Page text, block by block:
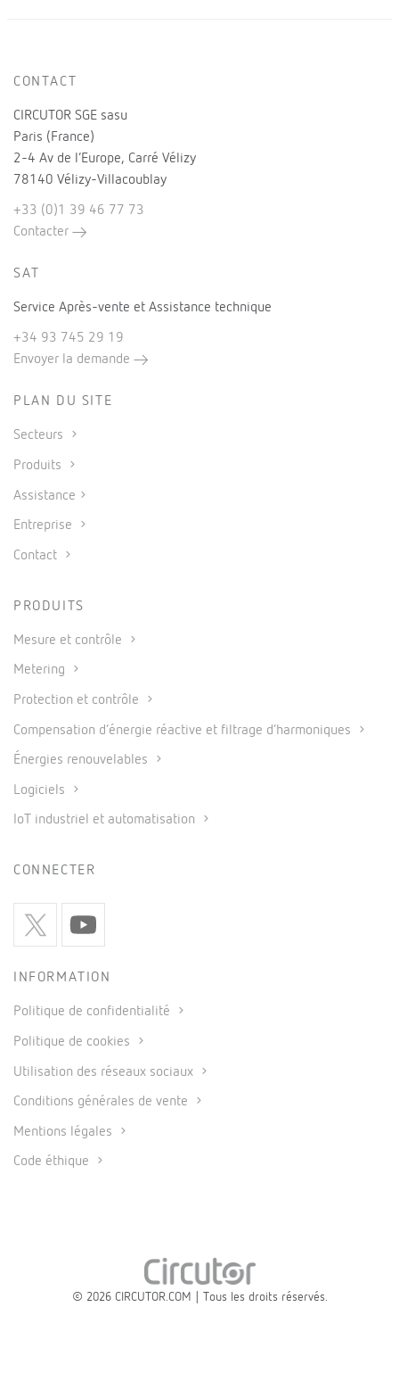
CONTACT
CIRCUTOR SGE sasu
Paris (France)
2-4 Av de l’Europe, Carré Vélizy
78140 Vélizy-Villacoublay
+33 (0)1 39 46 77 73
Contacter
SAT
Service Après-vente et Assistance technique
+34 93 745 29 19
Envoyer la demande
PLAN DU SITE
Secteurs
Produits
Assistance
Entreprise
Contact
PRODUITS
Mesure et contrôle
Metering
Protection et contrôle
Compensation d’énergie réactive et filtrage d’harmoniques
Énergies renouvelables
Logiciels
IoT industriel et automatisation
CONNECTER
INFORMATION
Politique de confidentialité
Politique de cookies
Utilisation des réseaux sociaux
Conditions générales de vente
Mentions légales
Code éthique
© 2026 CIRCUTOR.COM | Tous les droits réservés.